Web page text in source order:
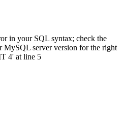
in your SQL syntax; check the
MySQL server version for the right
4' at line 5